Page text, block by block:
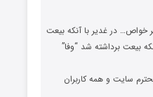
خواص… در غدیر با آنکه بیعت
بیعت برداشته شد “وفا”
سایت و همه کاربران